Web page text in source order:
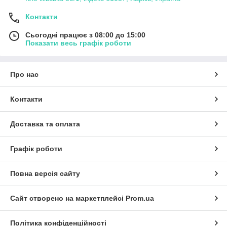
Контакти
Сьогодні працює з 08:00 до 15:00
Показати весь графік роботи
Про нас
Контакти
Доставка та оплата
Графік роботи
Повна версія сайту
Сайт створено на маркетплейсі Prom.ua
Політика конфіденційності